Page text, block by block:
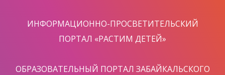
ИНФОРМАЦИОННО-ПРОСВЕТИТЕЛЬСКИЙ
ПОРТАЛ «РАСТИМ ДЕТЕЙ»
ОБРАЗОВАТЕЛЬНЫЙ ПОРТАЛ ЗАБАЙКАЛЬСКОГО